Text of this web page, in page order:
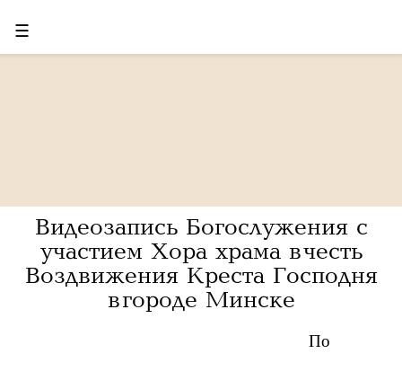
☰
Видеозапись Богослужения с
участием Хора храма в честь
Воздвижения Креста Господня
в городе Минске
По